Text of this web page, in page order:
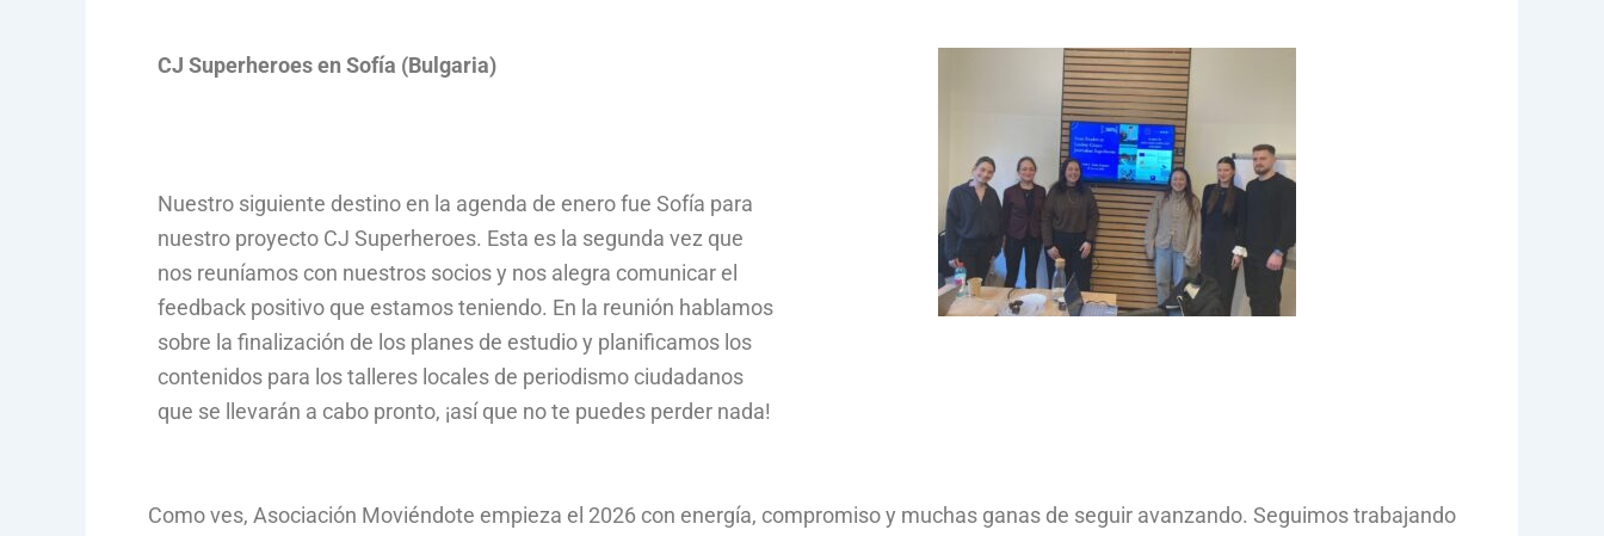
CJ Superheroes en Sofía (Bulgaria)
Nuestro siguiente destino en la agenda de enero fue Sofía para
nuestro proyecto CJ Superheroes. Esta es la segunda vez que
nos reuníamos con nuestros socios y nos alegra comunicar el
feedback positivo que estamos teniendo. En la reunión hablamos
sobre la finalización de los planes de estudio y planificamos los
contenidos para los talleres locales de periodismo ciudadanos
que se llevarán a cabo pronto, ¡así que no te puedes perder nada!
Como ves, Asociación Moviéndote empieza el 2026 con energía, compromiso y muchas ganas de seguir avanzando. Seguimos trabajando